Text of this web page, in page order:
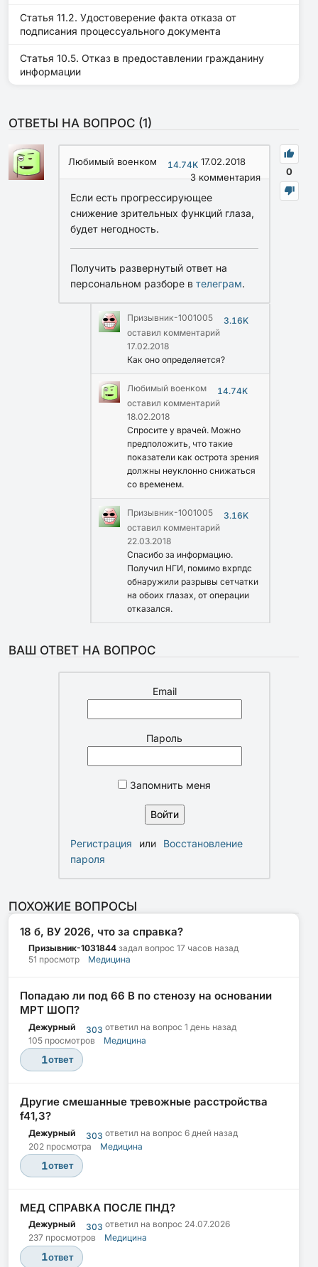
Статья 11.2. Удостоверение факта отказа от
подписания процессуального документа
Статья 10.5. Отказ в предоставлении гражданину
информации
ОТВЕТЫ НА ВОПРОС (1)
0
Любимый военком 14.74K 17.02.2018
3комментария
Если есть прогрессирующее
снижение зрительных функций глаза,
будет негодность.
Получить развернутый ответ на
персональном разборе в телеграм.
Призывник-1001005
3.16K
оставил комментарий
17.02.2018
Как оно определяется?
Любимый военком
14.74K
оставил комментарий
18.02.2018
Спросите у врачей. Можно
предположить, что такие
показатели как острота зрения
должны неуклонно снижаться
со временем.
Призывник-1001005
3.16K
оставил комментарий
22.03.2018
Спасибо за информацию.
Получил НГИ, помимо вхрпдс
обнаружили разрывы сетчатки
на обоих глазах, от операции
отказался.
ВАШ ОТВЕТ НА ВОПРОС
Email
Пароль
Запомнить меня
Регистрация или
Восстановление
пароля
ПОХОЖИЕ ВОПРОСЫ
18 б, ВУ 2026, что за справка?
Призывник-1031844 задал вопрос 17 часов назад
51 просмотр
Медицина
Попадаю ли под 66 В по стенозу на основании
МРТ ШОП?
Дежурный 303 ответил на вопрос 1 день назад
105 просмотров
Медицина
1ответ
Другие смешанные тревожные расстройства
f41,3?
Дежурный 303 ответил на вопрос 6 дней назад
202 просмотра
Медицина
1ответ
МЕД СПРАВКА ПОСЛЕ ПНД?
Дежурный 303 ответил на вопрос 24.07.2026
237 просмотров
Медицина
1ответ